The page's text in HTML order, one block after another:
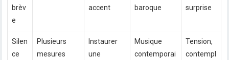
brèv
e
accent
baroque
surprise
Silen
ce
Plusieurs
mesures
Instaurer
une
Musique
contemporai
Tension,
contempl